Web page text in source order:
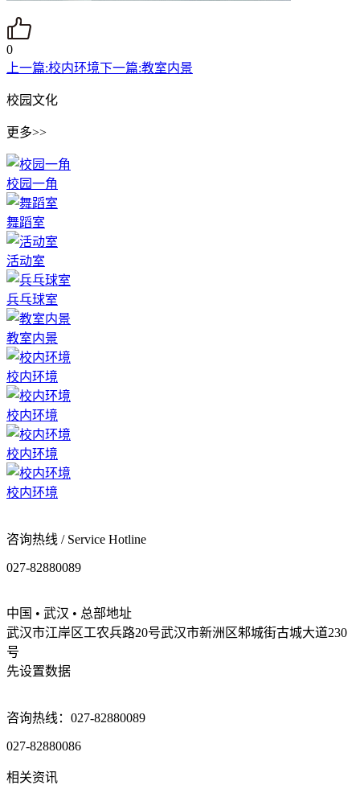
0
上一篇:校内环境下一篇:教室内景
校园文化
更多>>
校园一角
舞蹈室
活动室
兵乓球室
教室内景
校内环境
校内环境
校内环境
校内环境
咨询热线 / Service Hotline
027-82880089
中国 • 武汉 • 总部地址
武汉市江岸区工农兵路20号武汉市新洲区邾城街古城大道230
号
先设置数据
咨询热线：027-82880089
027-82880086
相关资讯